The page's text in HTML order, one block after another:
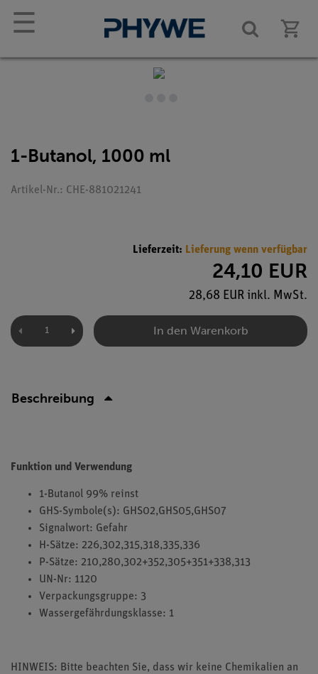
☰
1-Butanol, 1000 ml
Artikel-Nr.: CHE-881021241
Lieferzeit: Lieferung wenn verfügbar
24,10 EUR
28,68 EUR inkl. MwSt.
In den Warenkorb
Beschreibung
Funktion und Verwendung
1-Butanol 99% reinst
GHS-Symbole(s): GHS02,GHS05,GHS07
Signalwort: Gefahr
H-Sätze: 226,302,315,318,335,336
P-Sätze: 210,280,302+352,305+351+338,313
UN-Nr: 1120
Verpackungsgruppe: 3
Wassergefährdungsklasse: 1
HINWEIS: Bitte beachten Sie, dass wir keine Chemikalien an